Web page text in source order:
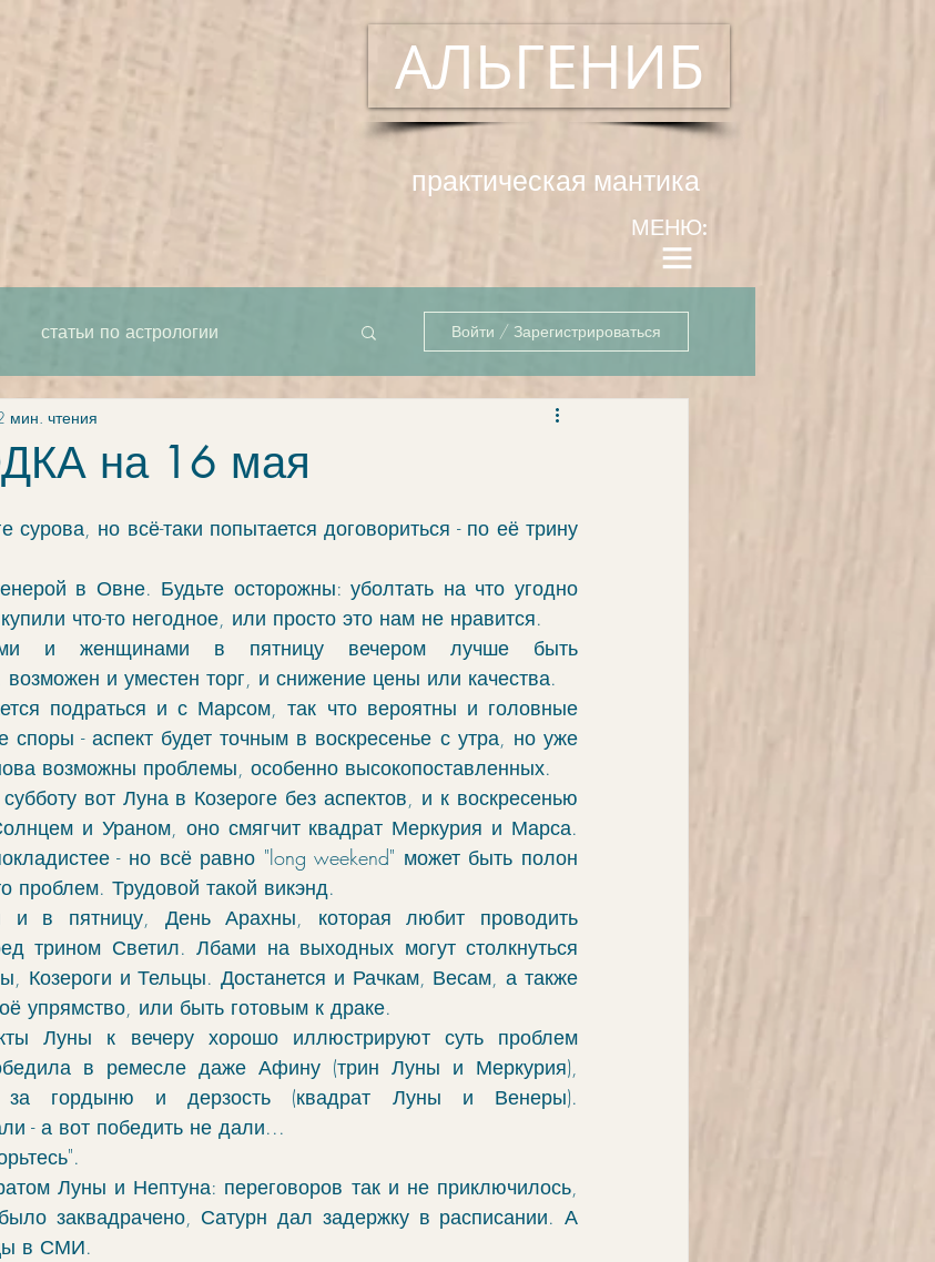
АЛЬГЕНИБ
практическая мантика
МЕНЮ:
статьи по астрологии
целое
моделирование ректификация
руны
Войти / Зарегистрироваться
на 16 мая
мин. чтения
сурова, но всё-таки попытается договориться - по её трину
в Овне. Будьте осторожны: уболтать на что угодно
что-то негодное, или просто это нам не нравится.
и женщинами в пятницу вечером лучше быть
и уместен торг, и снижение цены или качества.
подраться и с Марсом, так что вероятны и головные
- аспект будет точным в воскресенье с утра, но уже
возможны проблемы, особенно высокопоставленных.
вот Луна в Козероге без аспектов, и к воскресенью
и Ураном, оно смягчит квадрат Меркурия и Марса.
- но всё равно "long weekend" может быть полон
проблем. Трудовой такой викэнд.
и в пятницу, День Арахны, которая любит проводить
трином Светил. Лбами на выходных могут столкнуться
Козероги и Тельцы. Достанется и Рачкам, Весам, а также
упрямство, или быть готовым к драке.
Луны к вечеру хорошо иллюстрируют суть проблем
в ремесле даже Афину (трин Луны и Меркурия),
за гордыню и дерзость (квадрат Луны и Венеры).
- а вот победить не дали...
Луны и Нептуна: переговоров так и не приключилось,
заквадрачено, Сатурн дал задержку в расписании. А
в СМИ.